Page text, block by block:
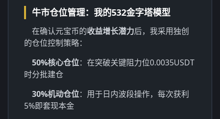
牛市仓位管理：我的532金字塔模型
在确认元宝币的收益增长潜力后，我采用独创
的仓位控制策略：
50%核心仓位：在突破关键阻力位0.0035USDT
时分批建仓
30%机动仓位：用于日内波段操作，每次获利
5%即套现本金